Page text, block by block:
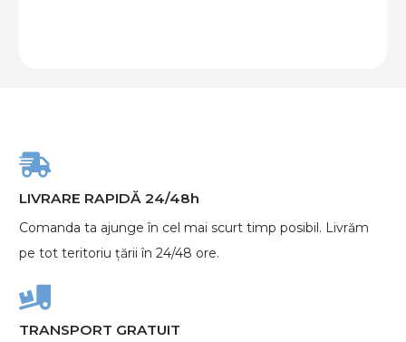
LIVRARE RAPIDĂ 24/48h
Comanda ta ajunge în cel mai scurt timp posibil. Livrăm
pe tot teritoriu țării în 24/48 ore.
TRANSPORT GRATUIT